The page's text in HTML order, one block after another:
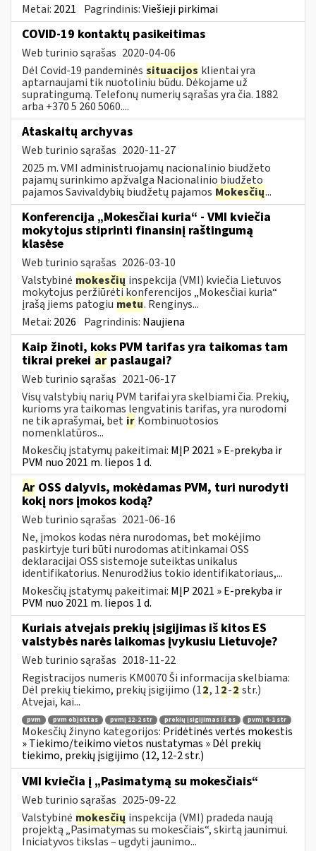
Metai: 2021 Pagrindinis:Viešieji pirkimai
COVID-19 kontaktų pasikeitimas
Web turinio sąrašas 2020-04-06
Dėl Covid-19 pandeminės situacijos klientai yra
aptarnaujami tik nuotoliniu būdu. Dėkojame už
supratingumą. Telefonų numerių sąrašas yra čia. 1882
arba +370 5 260 5060....
Ataskaitų archyvas
Web turinio sąrašas 2020-11-27
2025 m. VMI administruojamų nacionalinio biudžeto
pajamų surinkimo apžvalga Nacionalinio biudžeto
pajamos Savivaldybių biudžetų pajamos Mokesčių...
Konferencija „Mokesčiai kuria“ - VMI kviečia
mokytojus stiprinti finansinį raštingumą
klasėse
Web turinio sąrašas 2026-03-10
Valstybinė mokesčių inspekcija (VMI) kviečia Lietuvos
mokytojus peržiūrėti konferencijos „Mokesčiai kuria“
įrašą jiems patogiu metu. Renginys...
Metai: 2026 Pagrindinis: Naujiena
Kaip žinoti, koks PVM tarifas yra taikomas tam
tikrai prekei ar paslaugai?
Web turinio sąrašas 2021-06-17
Visų valstybių narių PVM tarifai yra skelbiami čia. Prekių,
kurioms yra taikomas lengvatinis tarifas, yra nurodomi
ne tik aprašymai, bet ir Kombinuotosios
nomenklatūros...
Mokesčių įstatymų pakeitimai: MĮP 2021 » E-prekyba ir
PVM nuo 2021 m. liepos 1 d.
Ar OSS dalyvis, mokėdamas PVM, turi nurodyti
kokį nors įmokos kodą?
Web turinio sąrašas 2021-06-16
Ne, įmokos kodas nėra nurodomas, bet mokėjimo
paskirtyje turi būti nurodomas atitinkamai OSS
deklaracijai OSS sistemoje suteiktas unikalus
identifikatorius. Nenurodžius tokio identifikatoriaus,...
Mokesčių įstatymų pakeitimai: MĮP 2021 » E-prekyba ir
PVM nuo 2021 m. liepos 1 d.
Kuriais atvejais prekių įsigijimas iš kitos ES
valstybės narės laikomas įvykusiu Lietuvoje?
Web turinio sąrašas 2018-11-22
Registracijos numeris KM0070 Ši informacija skelbiama:
Dėl prekių tiekimo, prekių įsigijimo (12, 12-2 str.)
Atvejai, kai...
pvm pvm objektas pvmį 12-2 str prekių įsigijimas iš es pvmį 4-1 str
Mokesčių žinyno kategorijos: Pridėtinės vertės mokestis
» Tiekimo/teikimo vietos nustatymas » Dėl prekių
tiekimo, prekių įsigijimo (12, 12-2 str.)
VMI kviečia į „Pasimatymą su mokesčiais“
Web turinio sąrašas 2025-09-22
Valstybinė mokesčių inspekcija (VMI) pradeda naują
projektą „Pasimatymas su mokesčiais“, skirtą jaunimui.
Iniciatyvos tikslas – ugdyti jaunimo...